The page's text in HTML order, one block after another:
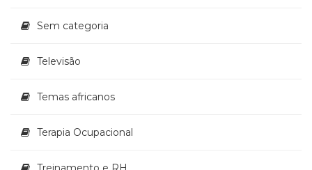
Sem categoria
Televisão
Temas africanos
Terapia Ocupacional